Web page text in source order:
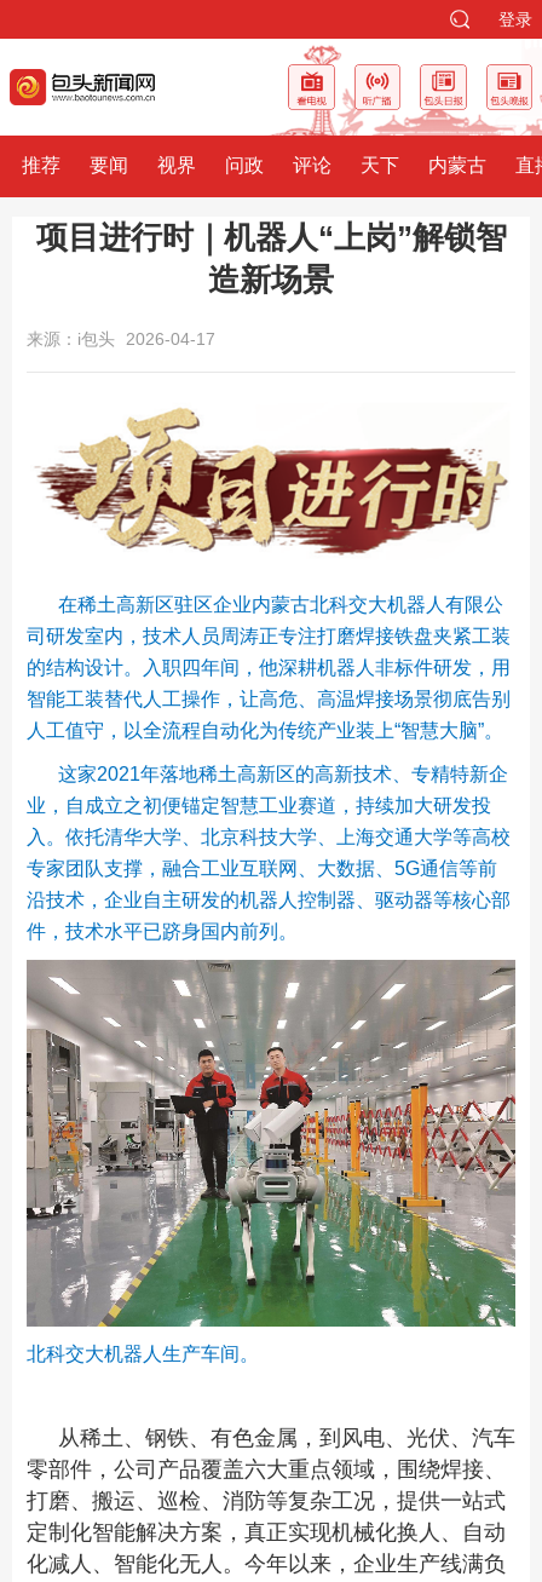
登录
推荐 要闻 视界 问政 评论 天下 内蒙古 直
项目进行时｜机器人“上岗”解锁智
造新场景
来源：i包头 2026-04-17
在稀土高新区驻区企业内蒙古北科交大机器人有限公
司研发室内，技术人员周涛正专注打磨焊接铁盘夹紧工装
的结构设计。入职四年间，他深耕机器人非标件研发，用
智能工装替代人工操作，让高危、高温焊接场景彻底告别
人工值守，以全流程自动化为传统产业装上“智慧大脑”。
这家2021年落地稀土高新区的高新技术、专精特新企
业，自成立之初便锚定智慧工业赛道，持续加大研发投
入。依托清华大学、北京科技大学、上海交通大学等高校
专家团队支撑，融合工业互联网、大数据、5G通信等前
沿技术，企业自主研发的机器人控制器、驱动器等核心部
件，技术水平已跻身国内前列。
北科交大机器人生产车间。
从稀土、钢铁、有色金属，到风电、光伏、汽车
零部件，公司产品覆盖六大重点领域，围绕焊接、
打磨、搬运、巡检、消防等复杂工况，提供一站式
定制化智能解决方案，真正实现机械化换人、自动
化减人、智能化无人。今年以来，企业生产线满负